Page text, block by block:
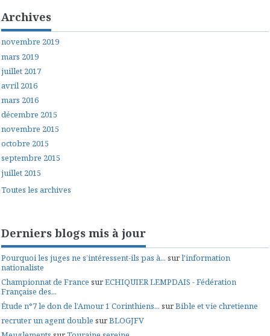
Archives
novembre 2019
mars 2019
juillet 2017
avril 2016
mars 2016
décembre 2015
novembre 2015
octobre 2015
septembre 2015
juillet 2015
Toutes les archives
Derniers blogs mis à jour
Pourquoi les juges ne s’intéressent-ils pas à... surl'information
nationaliste
Championnat de France surECHIQUIER LEMPDAIS - Fédération
Française des...
Étude n°7 le don de l’Amour 1 Corinthiens... surBible et vie chretienne
recruter un agent double surBLOGJFV